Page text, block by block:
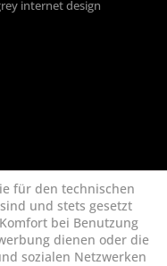
internet design
für den technischen
und stets gesetzt
bei Benutzung
dienen oder die
sozialen Netzwerken